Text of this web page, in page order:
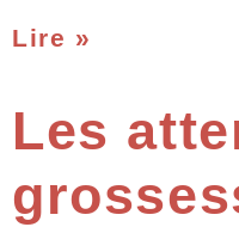
Lire »
Les